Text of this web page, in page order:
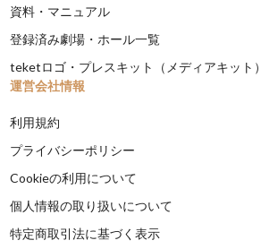
資料・マニュアル
登録済み劇場・ホール一覧
teketロゴ・プレスキット（メディアキット）
運営会社情報
利用規約
プライバシーポリシー
Cookieの利用について
個人情報の取り扱いについて
特定商取引法に基づく表示